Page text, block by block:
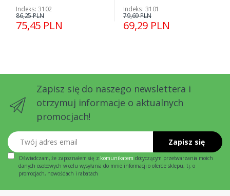
Indeks: 3102
75,45 PLN
86,25 PLN
Indeks: 3101
69,29 PLN
79,69 PLN
Zapisz się do naszego newslettera i
otrzymuj informacje o aktualnych
promocjach!
Twój adres email
Zapisz się
Oświadczam, że zapoznałem się z komunikatem dotyczącym przetwarzania moich
danych osobowych w celu wysyłania do mnie informacji o ofercie sklepu, tj. o
promocjach, nowościach i rabatach